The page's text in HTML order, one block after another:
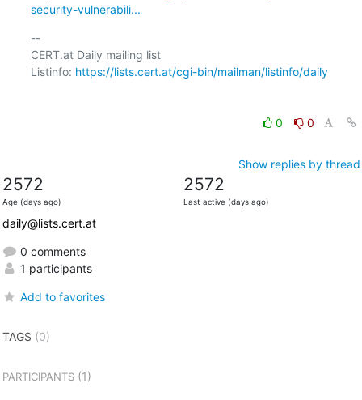
security-vulnerabili...
--
CERT.at Daily mailing list
Listinfo: https://lists.cert.at/cgi-bin/mailman/listinfo/daily
0 0
Show replies by thread
2572
Age (days ago)
2572
Last active (days ago)
daily@lists.cert.at
0 comments
1 participants
Add to favorites
TAGS (0)
PARTICIPANTS(1)